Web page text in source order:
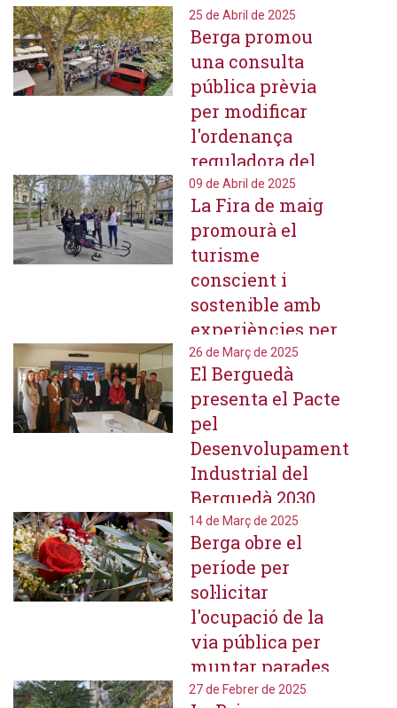
esdeveniments
firals
25 de Abril de 2025
Berga promou
una consulta
pública prèvia
per modificar
l'ordenança
reguladora del
mercat setmanal
09 de Abril de 2025
La Fira de maig
promourà el
turisme
conscient i
sostenible amb
experiències per
gaudir de
l'entorn natural
del Berguedà
26 de Març de 2025
El Berguedà
presenta el Pacte
pel
Desenvolupament
Industrial del
Berguedà 2030
14 de Març de 2025
Berga obre el
període per
sol·licitar
l'ocupació de la
via pública per
muntar parades
durant la diada
27 de Febrer de 2025